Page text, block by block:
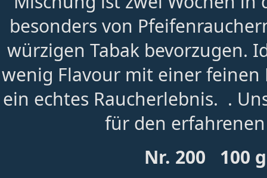
besonders von
würzigen Tabak bevorzugen.
wenig Flavour mit einer
ein echtes Raucherlebnis. .
für den
Nr. 200 100